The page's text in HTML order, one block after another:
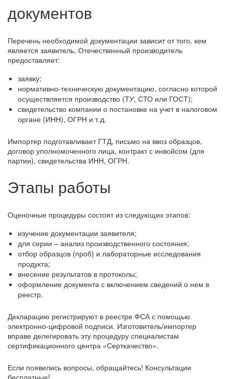
документов
Перечень необходимой документации зависит от того, кем
является заявитель. Отечественный производитель
предоставляет:
заявку;
нормативно-техническую документацию, согласно которой
осуществляется производство (ТУ, СТО или ГОСТ);
свидетельство компании о постановке на учет в налоговом
органе (ИНН), ОГРН и т.д.
Импортер подготавливает ГТД, письмо на ввоз образцов,
договор уполномоченного лица, контракт с инвойсом (для
партии), свидетельства ИНН, ОГРН.
Этапы работы
Оценочные процедуры состоят из следующих этапов:
изучение документации заявителя;
для серии – анализ производственного состояния;
отбор образцов (проб) и лабораторные исследования
продукта;
внесение результатов в протоколы;
оформление документа с включением сведений о нем в
реестр.
Декларацию регистрируют в реестре ФСА с помощью
электронно-цифровой подписи. Изготовитель/импортер
вправе делегировать эту процедуру специалистам
сертификационного центра «Серткачество».
Если появились вопросы, обращайтесь! Консультации
бесплатные!